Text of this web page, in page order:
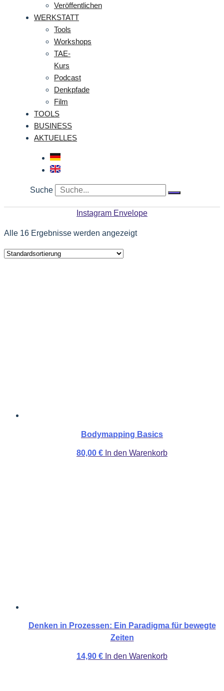
Veröffentlichen
WERKSTATT
Tools
Workshops
TAE-
Kurs
Podcast
Denkpfade
Film
TOOLS
BUSINESS
AKTUELLES
Suche
Instagram Envelope
Alle 16 Ergebnisse werden angezeigt
Bodymapping Basics
80,00 € In den Warenkorb
Denken in Prozessen: Ein Paradigma für bewegte
Zeiten
14,90 € In den Warenkorb